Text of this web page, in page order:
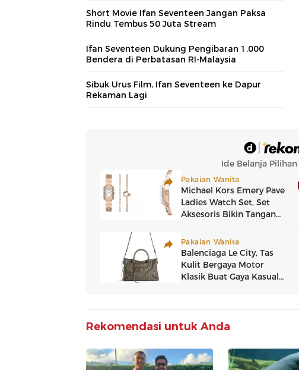
Short Movie Ifan Seventeen Jangan Paksa
Rindu Tembus 50 Juta Stream
Ifan Seventeen Dukung Pengibaran 1.000
Bendera di Perbatasan RI-Malaysia
Sibuk Urus Film, Ifan Seventeen ke Dapur
Rekaman Lagi
Rekomendasi untuk Anda